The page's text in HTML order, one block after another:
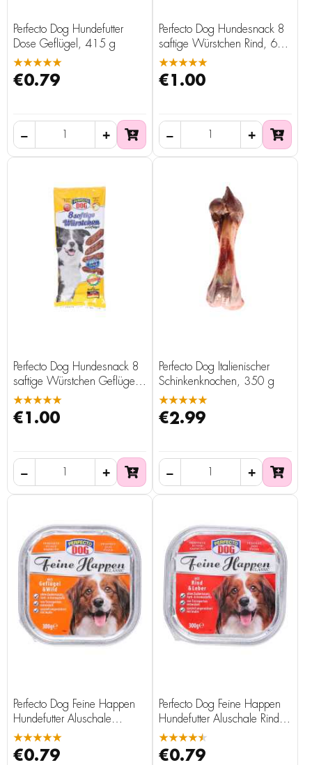
Perfecto Dog Hundefutter
Dose Geflügel, 415 g
★★★★★
€0.79
Perfecto Dog Hundesnack 8
saftige Würstchen Rind, 60
g
★★★★★
€1.00
Perfecto Dog Hundesnack 8
saftige Würstchen Geflügel,
60 g
★★★★★
€1.00
Perfecto Dog Italienischer
Schinkenknochen, 350 g
★★★★★
€2.99
Perfecto Dog Feine Happen
Hundefutter Aluschale
Geflügel und Wild, 300 g
★★★★★
€0.79
Perfecto Dog Feine Happen
Hundefutter Aluschale Rind
und Leber, 300 g
★★★★★
€0.79